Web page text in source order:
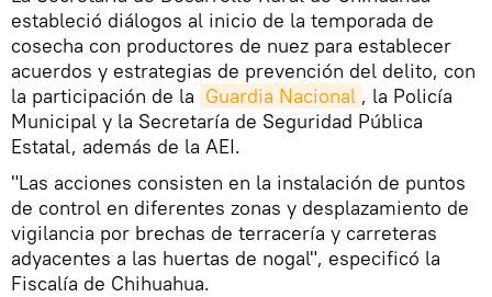
estableció diálogos al inicio de la temporada de
cosecha con productores de nuez para establecer
acuerdos y estrategias de prevención del delito, con
la participación de la Guardia Nacional , la Policía
Municipal y la Secretaría de Seguridad Pública
Estatal, además de la AEI.
"Las acciones consisten en la instalación de puntos
de control en diferentes zonas y desplazamiento de
vigilancia por brechas de terracería y carreteras
adyacentes a las huertas de nogal", especificó la
Fiscalía de Chihuahua.